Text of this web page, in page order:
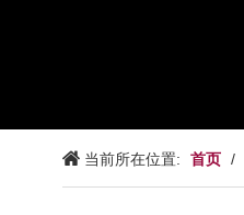
当前所在位置: 首页 /